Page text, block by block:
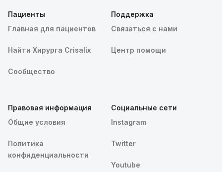
Пациенты
Главная для пациентов
Найти Хирурга Crisalix
Сообщество
Поддержка
Связаться с нами
Центр помощи
Правовая информация
Общие условия
Политика
конфиденциальности
Социальные сети
Instagram
Twitter
Youtube